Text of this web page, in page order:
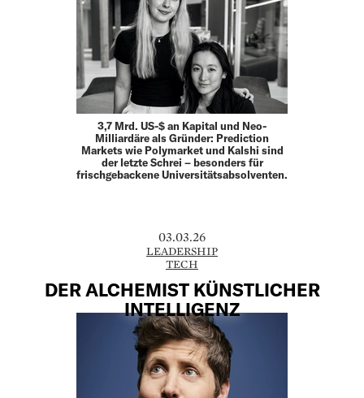
3,7 Mrd. US-$ an Kapital und Neo-
Milliardäre als Gründer: Prediction
Markets wie Polymarket und Kalshi sind
der letzte Schrei – besonders für
frischgebackene Universitätsabsolventen.
03.03.26
LEADERSHIP
TECH
DER ALCHEMIST KÜNSTLICHER
INTELLIGENZ